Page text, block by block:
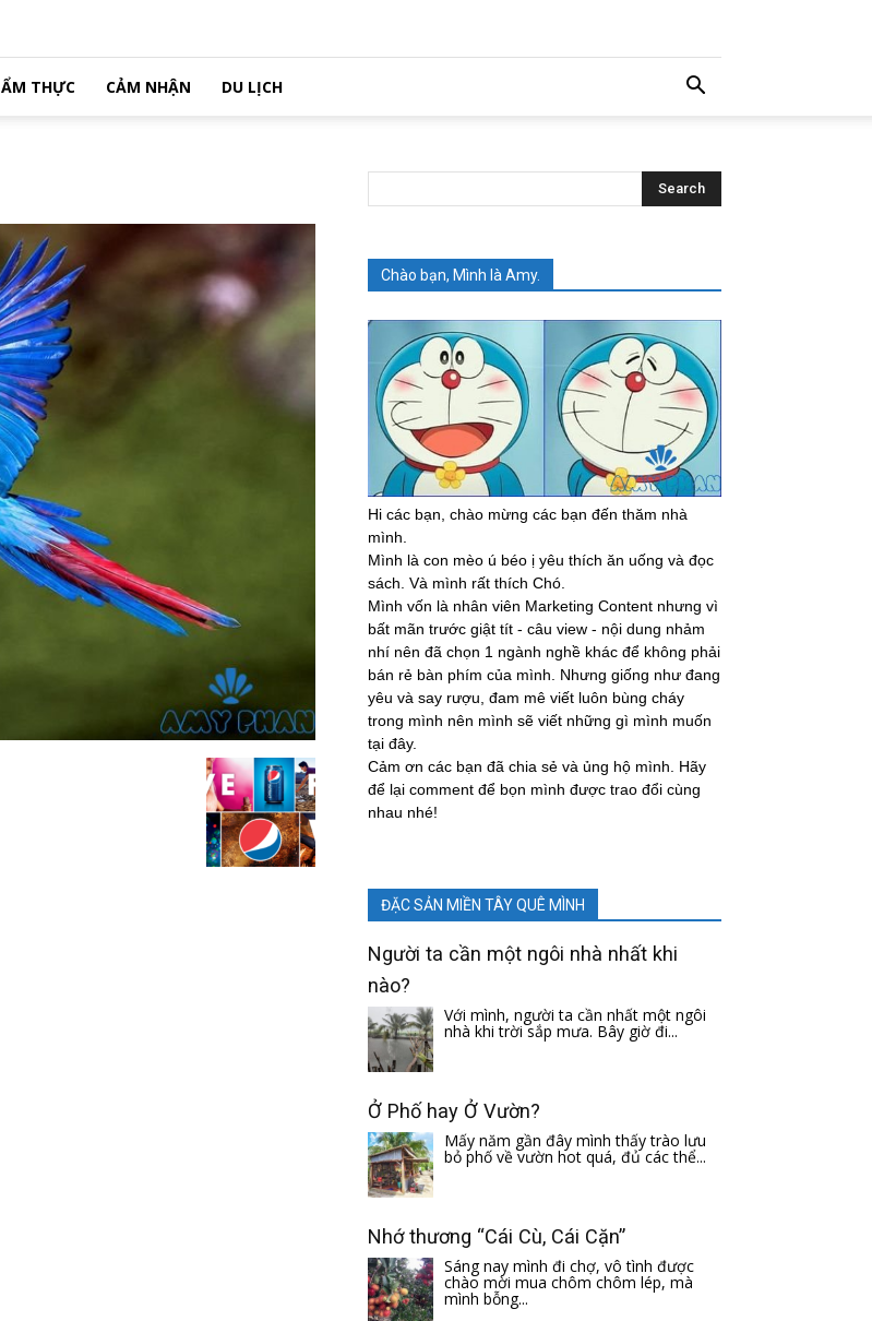
ẨM THỰC CẢM NHẬN DU LỊCH
Chào bạn, Mình là Amy.
Hi các bạn, chào mừng các bạn đến thăm nhà
mình.
Mình là con mèo ú béo ị yêu thích ăn uống và đọc
sách. Và mình rất thích Chó.
Mình vốn là nhân viên Marketing Content nhưng vì
bất mãn trước giật tít - câu view - nội dung nhảm
nhí nên đã chọn 1 ngành nghề khác để không phải
bán rẻ bàn phím của mình. Nhưng giống như đang
yêu và say rượu, đam mê viết luôn bùng cháy
trong mình nên mình sẽ viết những gì mình muốn
tại đây.
Cảm ơn các bạn đã chia sẻ và ủng hộ mình. Hãy
để lại comment để bọn mình được trao đổi cùng
nhau nhé!
ĐẶC SẢN MIỀN TÂY QUÊ MÌNH
Người ta cần một ngôi nhà nhất khi
nào?
Với mình, người ta cần nhất một ngôi
nhà khi trời sắp mưa. Bây giờ đi...
Ở Phố hay Ở Vườn?
Mấy năm gần đây mình thấy trào lưu
bỏ phố về vườn hot quá, đủ các thể...
Nhớ thương “Cái Cù, Cái Cặn”
Sáng nay mình đi chợ, vô tình được
chào mời mua chôm chôm lép, mà
mình bỗng...